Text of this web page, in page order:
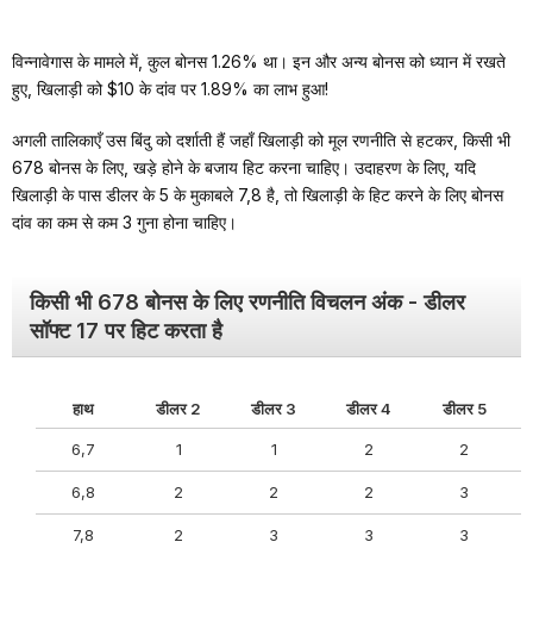
विन्नावेगास के मामले में, कुल बोनस 1.26% था। इन और अन्य बोनस को ध्यान में रखते
हुए, खिलाड़ी को $10 के दांव पर 1.89% का लाभ हुआ!
अगली तालिकाएँ उस बिंदु को दर्शाती हैं जहाँ खिलाड़ी को मूल रणनीति से हटकर, किसी भी
678 बोनस के लिए, खड़े होने के बजाय हिट करना चाहिए। उदाहरण के लिए, यदि
खिलाड़ी के पास डीलर के 5 के मुकाबले 7,8 है, तो खिलाड़ी के हिट करने के लिए बोनस
दांव का कम से कम 3 गुना होना चाहिए।
किसी भी 678 बोनस के लिए रणनीति विचलन अंक - डीलर
सॉफ्ट 17 पर हिट करता है
हाथ डीलर 2 डीलर 3 डीलर 4 डीलर 5
6,7 1 1 2 2
6,8 2 2 2 3
7,8 2 3 3 3